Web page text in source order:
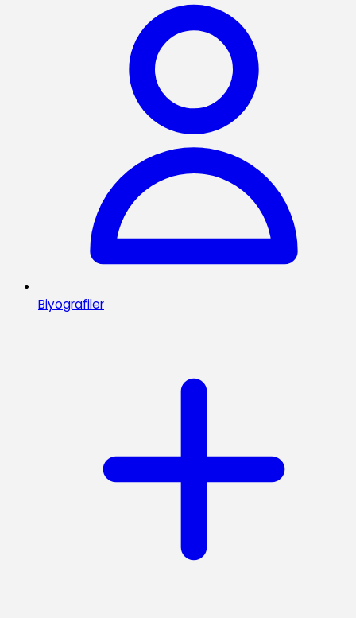
Biyografiler